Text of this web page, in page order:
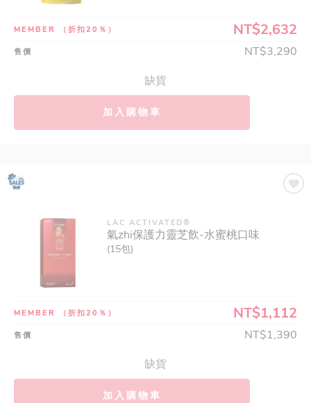
MEMBER （折扣20％） NT$2,632
售價
NT$3,290
缺貨
加入購物車
LAC ACTIVATED®
氣zhi保護力靈芝飲-水蜜桃口味
(15包)
MEMBER （折扣20％） NT$1,112
售價
NT$1,390
缺貨
加入購物車